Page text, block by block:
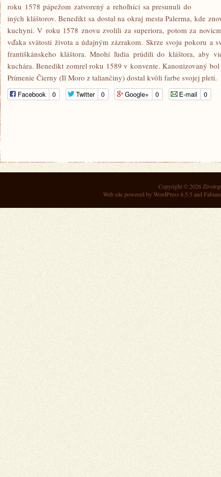
roku 1578 pápežom zatvorený a rehoľníci sa presunuli do
iných kláštorov. Benedikt sa dostal na okraj mesta Palerma, kde
kuchyni. V roku 1578 znovu zvolili za superiora, potom za
vďaka svätosti života a údajným zázrakom. Skrze svoju pokoru a
františkánskeho kláštora. Mnohí ľudia prúdili do kláštora, aby
kuchára. Benedikt zomrel roku 1589 v konvente. Kanonizovaný
Prímenie Čierny (Il Moro z taliančiny) dostal kvôli farbe svojej pleti.
Facebook 0 Twitter 0 Google+ 0 E-mail 0
Copyright © 2026
Web site powered byWordPress 6.5.5 and